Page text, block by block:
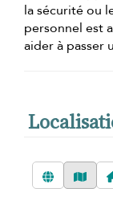
la sécurité ou
personnel est
aider à passer